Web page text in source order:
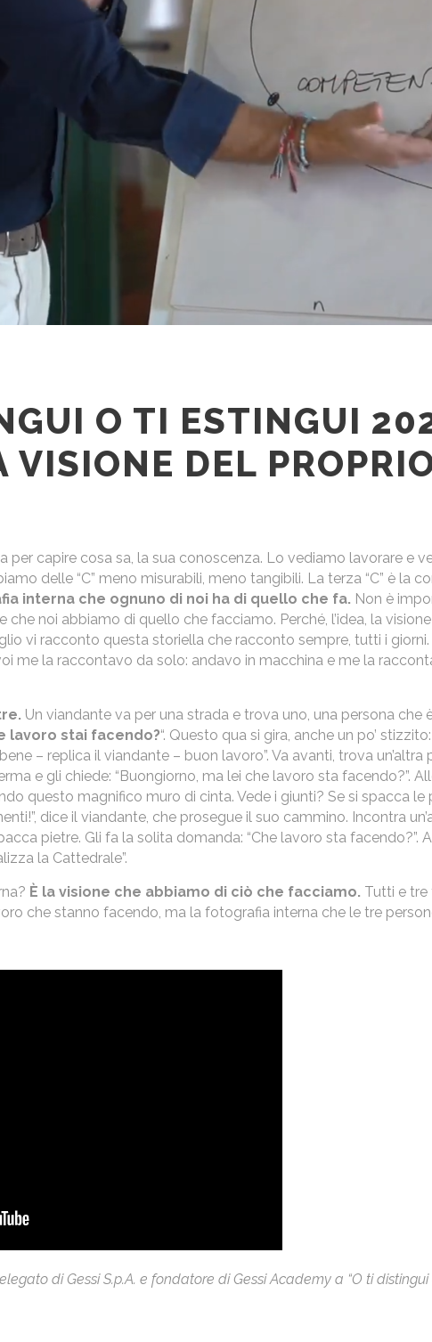
O TI ESTINGUI
VISIONE DEL
per capire cosa sa, la sua conoscenza. Lo vediamo lavorare e
delle “C” meno misurabili, meno tangibili. La terza “C” è la
interna che ognuno di noi ha di quello che fa. Non è
noi abbiamo di quello che facciamo. Perché, l’idea, la
vi racconto questa storiella che racconto sempre, tutti i
me la raccontavo da solo: andavo in macchina e me la
Un viandante va per una strada e trova uno, una persona
lavoro stai facendo?“. Questo qua si gira, anche un po’
– replica il viandante – buon lavoro”. Va avanti, trova
e gli chiede: “Buongiorno, ma lei che lavoro sta facendo?”.
questo magnifico muro di cinta. Vede i giunti? Se si spacca le
dice il viandante, che prosegue il suo cammino. Incontra
pietre. Gli fa la solita domanda: “Che lavoro sta facendo?”.
la Cattedrale”.
È la visione che abbiamo di ciò che facciamo. Tutti e
che stanno facendo, ma la fotografia interna che le tre
di Gessi S.p.A. e fondatore di Gessi Academy a “O ti distingui